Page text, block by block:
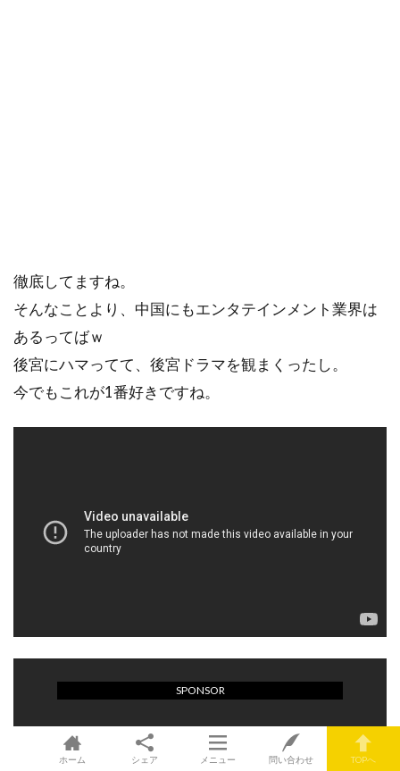
徹底してますね。
そんなことより、中国にもエンタテインメント業界は
あるってばｗ
後宮にハマってて、後宮ドラマを観まくったし。
今でもこれが1番好きですね。
SPONSOR
ホーム シェア メニュー 問い合わせ TOPへ